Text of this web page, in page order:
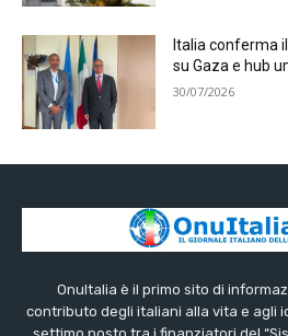
Italia conferma
su Gaza e hub
30/07/2026
OnuItalia è il primo sito di
contributo degli italiani alla vita e agli